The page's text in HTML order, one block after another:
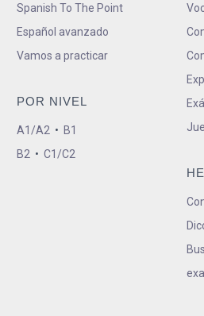
Spanish To The Point
Español avanzado
Vamos a practicar
POR NIVEL
A1/A2 • B1
B2 • C1/C2